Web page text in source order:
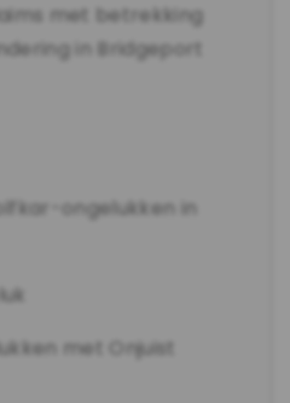
met betrekking
in Bridgeport
ongelukken in
met Onjuist